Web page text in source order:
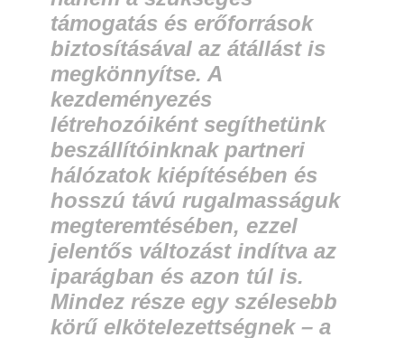
támogatás és erőforrások
biztosításával az átállást is
megkönnyítse. A
kezdeményezés
létrehozóiként segíthetünk
beszállítóinknak partneri
hálózatok kiépítésében és
hosszú távú rugalmasságuk
megteremtésében, ezzel
jelentős változást indítva az
iparágban és azon túl is.
Mindez része egy szélesebb
körű elkötelezettségnek – a